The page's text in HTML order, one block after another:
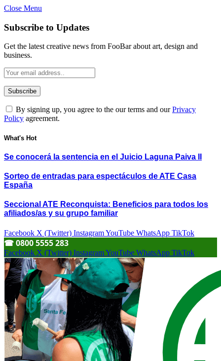
Close Menu
Subscribe to Updates
Get the latest creative news from FooBar about art, design and
business.
By signing up, you agree to the our terms and ourPrivacy
Policy agreement.
What's Hot
Se conocerá la sentencia en el Juicio Laguna Paiva II
Sorteo de entradas para espectáculos de ATE Casa
España
Seccional ATE Reconquista: Beneficios para todos los
afiliados/as y su grupo familiar
Facebook X (Twitter) InstagramYouTube WhatsApp TikTok
☎︎ 0800 5555 283
Facebook X (Twitter) InstagramYouTube WhatsApp TikTok